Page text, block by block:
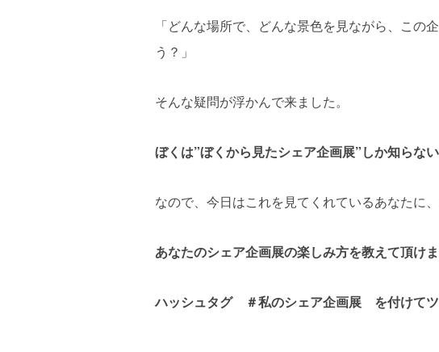
「どんな場所で、どんな景色を見ながら、この
う？」
そんな疑問が浮かんで来ました。
ぼくは”ぼくから見たシェア企画展”しか知らな
なので、今日はこれを見てくれているあなたに
あなたのシェア企画展の楽しみ方を教えて頂け
ハッシュタグ ＃私のシェア企画展 を付けてツ